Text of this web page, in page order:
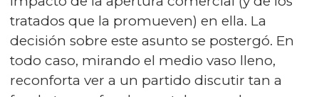
tratados que la promueven) en ella. La
decisión sobre este asunto se postergó. En
todo caso, mirando el medio vaso lleno,
reconforta ver a un partido discutir tan a